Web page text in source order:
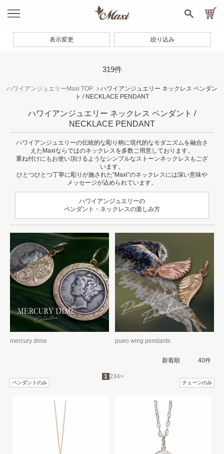
319件
ハワイアンジュエリーMaxi TOP
ハワイアンジュエリー ネックレス ペンダン
ト / NECKLACE PENDANT
ハワイアンジュエリー ネックレス ペンダント /
NECKLACE PENDANT
ハワイアンジュエリーの伝統的な彫り柄に現代的なモダニズムを融合さ
えたMaxiならではのネックレスを多数ご用意しております。
重ね付けにもお使い頂けるようなシンプルなストーンネックレスもござ
います。
ひとつひとつ丁寧に彫りが施された“Maxi”のネックレスには深い意味や
メッセージが込められています。
ハワイアンジュエリーの
ペンダント・ネックレスの楽しみ方
mercury dime pueo wing pendants
1 234>
ペンダントのみ チェーンのみ
表示変更 絞り込み